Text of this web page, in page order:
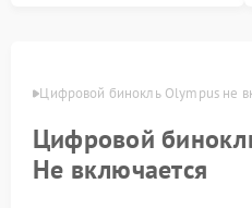
Цифровой бинокль Olympus не
Цифровой
Не включается